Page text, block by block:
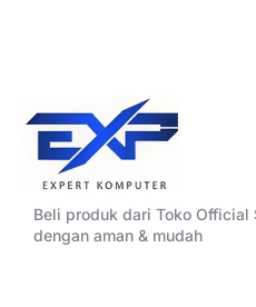
Beli produk dari Toko Official
dengan aman & mudah